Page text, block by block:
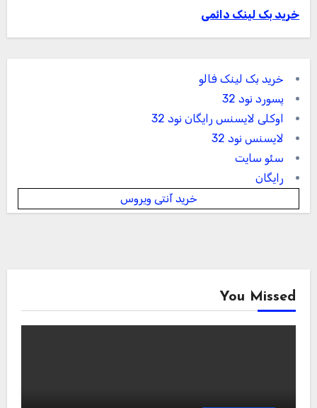
خرید بک لینک دائمی
خرید بک لینک فالو
پسورد نود 32
اوکلی لایسنس رایگان نود 32
لایسنس نود 32
سئو سایت
رایگان
خرید آنتی ویروس
You Missed